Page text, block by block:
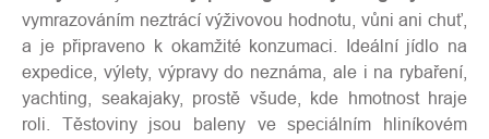
vymrazováním neztrácí výživovou hodnotu, vůni ani chuť,
a je připraveno k okamžité konzumaci. Ideální jídlo na
expedice, výlety, výpravy do neznáma, ale i na rybaření,
yachting, seakajaky, prostě všude, kde hmotnost hraje
roli. Těstoviny jsou baleny ve speciálním hliníkovém